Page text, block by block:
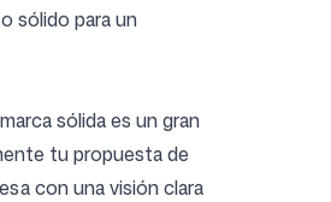
sólido para un
sólida es un gran
tu propuesta de
con una visión clara